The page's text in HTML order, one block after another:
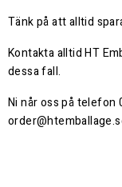
Tänk på att alltid
Kontakta alltid HT
dessa fall.
Ni når oss på telefon